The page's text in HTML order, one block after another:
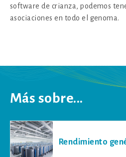
software de crianza, podemos
asociaciones en todo el genoma.
Más sobre...
Rendimiento